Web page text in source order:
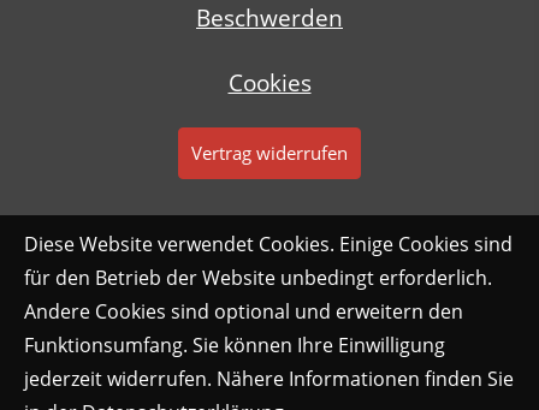
Beschwerden
Cookies
Vertrag widerrufen
Diese Website verwendet Cookies. Einige Cookies sind
für den Betrieb der Website unbedingt erforderlich.
Andere Cookies sind optional und erweitern den
Funktionsumfang. Sie können Ihre Einwilligung
jederzeit widerrufen. Nähere Informationen finden Sie